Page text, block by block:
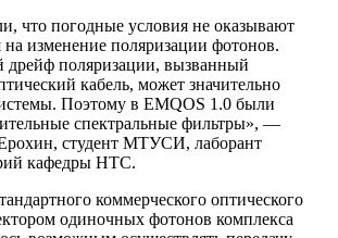
что погодные условия не оказывают
на изменение поляризации фотонов.
поляризации, вызванный
кабель, может значительно
Поэтому в EMQOS 1.0 были
спектральные фильтры», —
студент МТУСИ, лаборант
кафедры НТС.
коммерческого оптического
одиночных фотонов комплекса